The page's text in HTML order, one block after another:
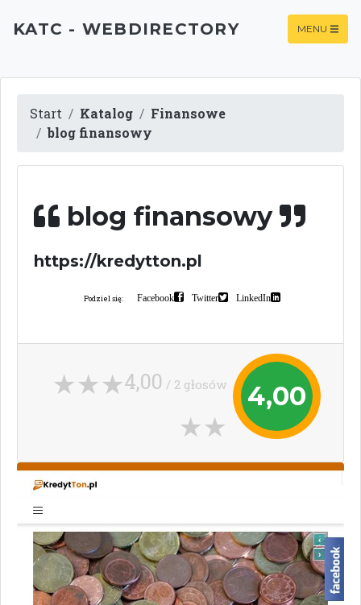
KATC - WEBDIRECTORY MENU
Start Katalog
Finansowe
blog finansowy
blog finansowy
https://kredytton.pl
Podziel się: Facebook Twitter LinkedIn
4,00
4,00 / 2 głosów